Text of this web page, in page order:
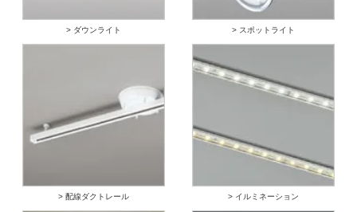
> ダウンライト > スポットライト
> 配線ダクトレール > イルミネーション